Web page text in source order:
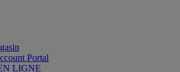
Portal
LIGNE